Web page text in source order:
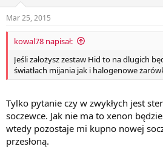
Mar 25, 2015
kowal78 napisał:
Jeśli założysz zestaw Hid to na dlugich
światłach mijania jak i halogenowe
Tylko pytanie czy w zwykłych jest
soczewce. Jak nie ma to xenon
wtedy pozostaje mi kupno nowej
przesłoną.